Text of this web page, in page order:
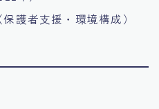
護者支援・環境構成）